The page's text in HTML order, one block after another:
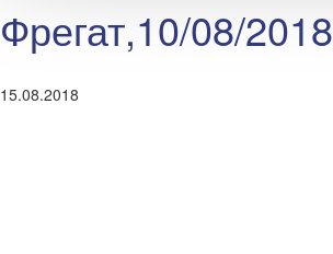
Фрегат,10/08/2018
15.08.2018